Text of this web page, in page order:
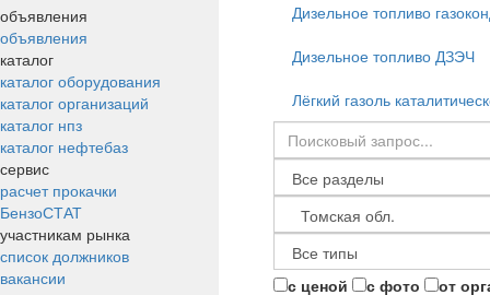
объявления
объявления
каталог
каталог оборудования
каталог организаций
каталог нпз
каталог нефтебаз
сервис
расчет прокачки
БензоСТАТ
участникам рынка
список должников
вакансии
Дизельное топливо
Дизельное топливо ДЗЭЧ
Лёгкий газоль
с ценой с фото от